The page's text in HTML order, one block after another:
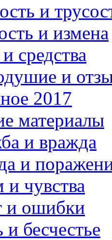
и
и измена
средства
и
2017
материалы
и вражда
и
и чувства
и ошибки
и бесчестье